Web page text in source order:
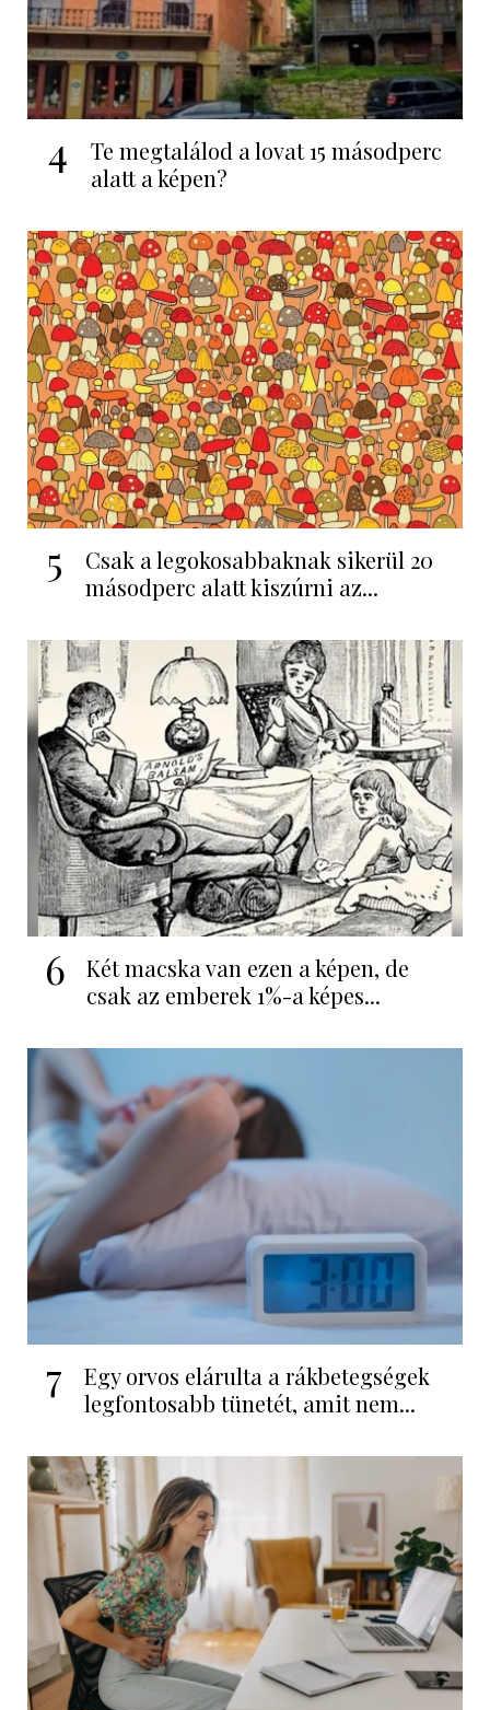
4
Te megtalálod a lovat 15 másodperc
alatt a képen?
5
Csak a legokosabbaknak sikerül 20
másodperc alatt kiszúrni az...
6
Két macska van ezen a képen, de
csak az emberek 1%-a képes...
7
Egy orvos elárulta a rákbetegségek
legfontosabb tünetét, amit nem...